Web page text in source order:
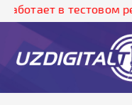
в тестовом